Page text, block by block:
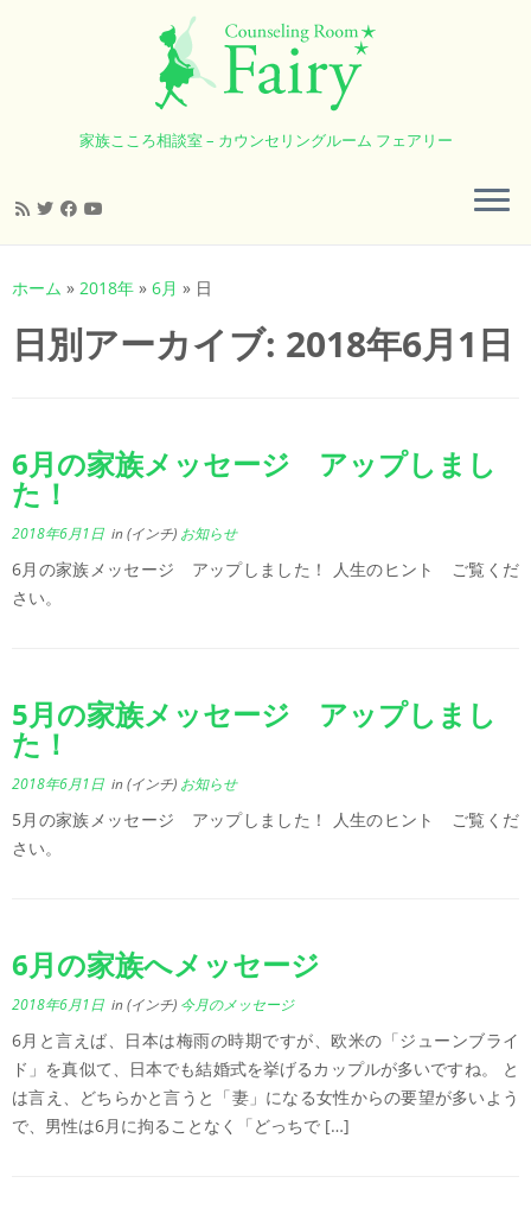
ン
ッ
プ
家族こころ相談室 – カウンセリングルーム フェアリー
ホーム » 2018年 » 6月 » 日
日別アーカイブ: 2018年6月1日
6月の家族メッセージ アップしまし
た！
2018年6月1日 in (インチ) お知らせ
6月の家族メッセージ アップしました！ 人生のヒント ご覧くだ
さい。
5月の家族メッセージ アップしまし
た！
2018年6月1日 in (インチ) お知らせ
5月の家族メッセージ アップしました！ 人生のヒント ご覧くだ
さい。
6月の家族へメッセージ
2018年6月1日 in (インチ) 今月のメッセージ
6月と言えば、日本は梅雨の時期ですが、欧米の「ジューンブライ
ド」を真似て、日本でも結婚式を挙げるカップルが多いですね。 と
は言え、どちらかと言うと「妻」になる女性からの要望が多いよう
で、男性は6月に拘ることなく「どっちで […]